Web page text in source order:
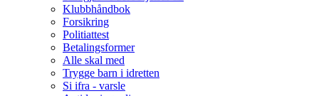
Klubbhåndbok
Forsikring
Politiattest
Betalingsformer
Alle skal med
Trygge barn i idretten
Si ifra - varsle